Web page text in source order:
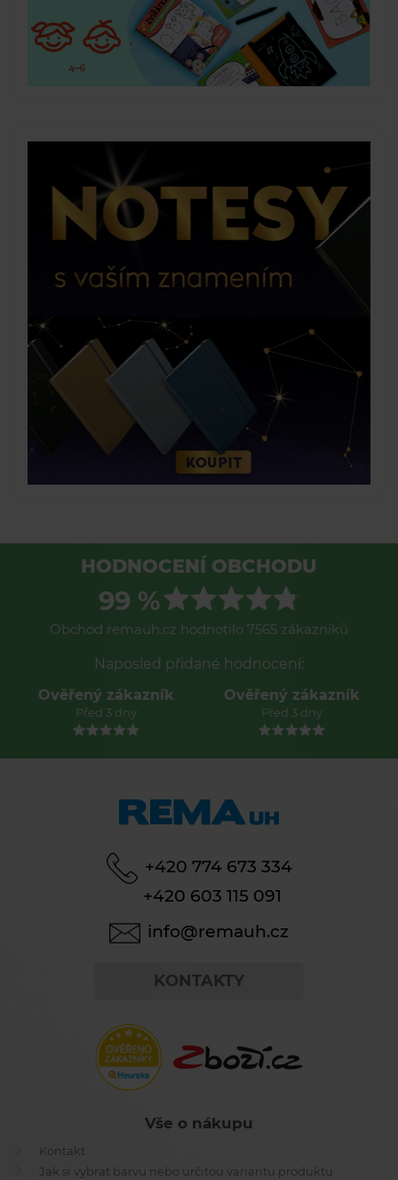
HODNOCENÍ OBCHODU
99 %
Obchod remauh.cz hodnotilo 7565 zákazníků
Naposled přidané hodnocení:
Ověřený zákazník
Před 3 dny
Ověřený zákazník
Před 3 dny
+420 774 673 334
+420 603 115 091
info@remauh.cz
KONTAKTY
Vše o nákupu
Kontakt
Jak si vybrat barvu nebo určitou variantu produktu